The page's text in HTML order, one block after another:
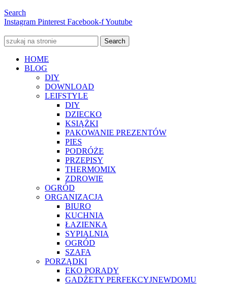
Search
Instagram Pinterest Facebook-fYoutube
Search
HOME
BLOG
DIY
DOWNLOAD
LEIFSTYLE
DIY
DZIECKO
KSIĄŻKI
PAKOWANIE PREZENTÓW
PIES
PODRÓŻE
PRZEPISY
THERMOMIX
ZDROWIE
OGRÓD
ORGANIZACJA
BIURO
KUCHNIA
ŁAZIENKA
SYPIALNIA
OGRÓD
SZAFA
PORZĄDKI
EKO PORADY
GADŻETY PERFEKCYJNEWDOMU